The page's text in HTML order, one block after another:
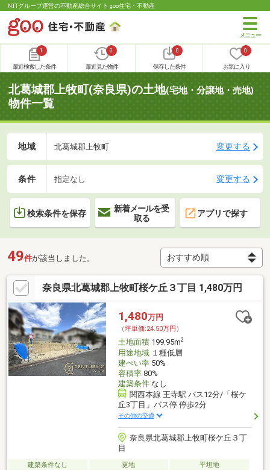
NTTグループ運営の不動産総合サイト goo住宅・不動産
1
最近検索した条件
0
最近見た物件
0
保存した条件
0
お気に入り
北葛城郡上牧町(奈良県)の土地(宅地・分譲地・売地)
物件一覧
地域 北葛城郡上牧町 変更する
条件 指定なし 変更する
検索条件を保存
新着メールを受
取る
アプリで探す
49件が該当しました。
奈良県北葛城郡上牧町桜ケ丘３丁目 1,480万円
1,480万円
（坪単価:24.50万円）
土地面積199.95m2
用途地域１種低層
建ぺい率50%
容積率80%
建築条件なし
関西本線 王寺駅 バス12分/「桜ケ
丘3丁目」バス停 停歩2分
その他の交通
奈良県北葛城郡上牧町桜ケ丘３丁
目
建築条件なし 更地
平坦地